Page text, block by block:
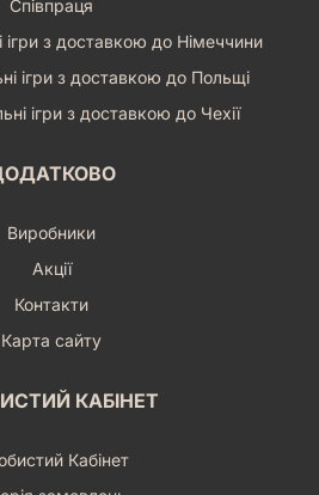
Співпраця
ігри з доставкою до Німеччини
ігри з доставкою до Польщі
ігри з доставкою до Чехії
Виробники
Акції
Контакти
Карта сайту
КАБІНЕТ
Кабінет